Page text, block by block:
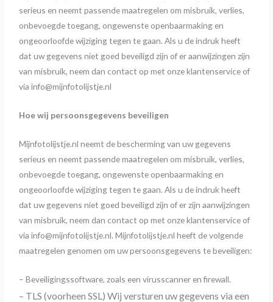
serieus en neemt passende maatregelen om misbruik, verlies,
onbevoegde toegang, ongewenste openbaarmaking en
ongeoorloofde wijziging tegen te gaan. Als u de indruk heeft
dat uw gegevens niet goed beveiligd zijn of er aanwijzingen zijn
van misbruik, neem dan contact op met onze klantenservice of
via info@mijnfotolijstje.nl
Hoe wij persoonsgegevens beveiligen
Mijnfotolijstje.nl neemt de bescherming van uw gegevens
serieus en neemt passende maatregelen om misbruik, verlies,
onbevoegde toegang, ongewenste openbaarmaking en
ongeoorloofde wijziging tegen te gaan. Als u de indruk heeft
dat uw gegevens niet goed beveiligd zijn of er zijn aanwijzingen
van misbruik, neem dan contact op met onze klantenservice of
via info@mijnfotolijstje.nl. Mijnfotolijstje.nl heeft de volgende
maatregelen genomen om uw persoonsgegevens te beveiligen:
– Beveiligingssoftware, zoals een virusscanner en firewall.
– TLS (voorheen SSL) Wij versturen uw gegevens via een